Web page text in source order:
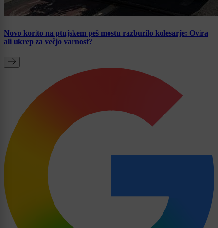
Novo korito na ptujskem peš mostu razburilo kolesarje: Ovira
ali ukrep za večjo varnost?